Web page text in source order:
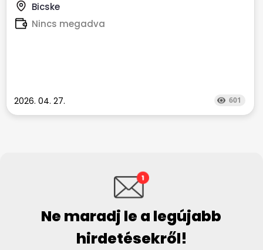
Bicske
Nincs megadva
2026. 04. 27. 601
Ne maradj le a legújabb
hirdetésekről!